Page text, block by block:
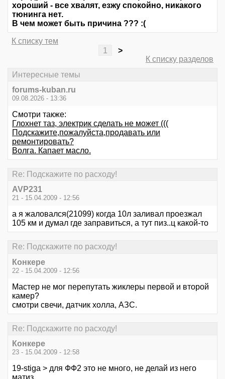
хороший - все хвалят, езжу спокойно, никакого
тюнинга нет.
В чем может быть причина ??? :(
К списку тем
1
>
К списку разделов
Интересные темы
forums-kuban.ru
09.08.2026 - 13:36
Смотри также:
Глохнет таз, электрик сделать не может (((
Подскажите,пожалуйста,продавать или
ремонтировать?
Волга. Капает масло.
Re: Подскажите по расходу!
AVP231
21 - 15.04.2009 - 12:56
а я жаловался(21099) когда 10л заливал проезжал
105 км и думал где заправиться, а тут пиз..ц какой-то
Re: Подскажите по расходу!
Конкере
22 - 15.04.2009 - 12:56
Мастер не мог перепутать жиклеры первой и второй
камер?
смотри свечи, датчик холла, АЗС.
Re: Подскажите по расходу!
Конкере
23 - 15.04.2009 - 12:58
19-stiga > для ФФ2 это не много, не делай из него
матиз.